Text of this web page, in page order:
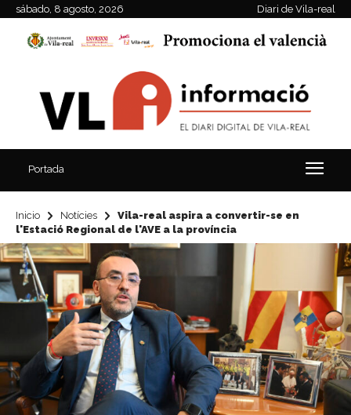
sábado, 8 agosto, 2026 Diari de Vila-real
Portada
Inicio Notícies
Vila-real aspira a convertir-se en
l'Estació Regional de l'AVE a la província